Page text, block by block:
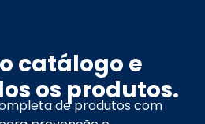
catálogo e
os produtos.
de produtos com